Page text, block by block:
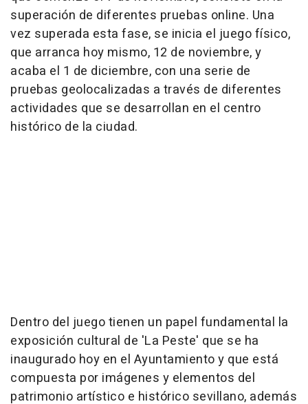
superación de diferentes pruebas online. Una
vez superada esta fase, se inicia el juego físico,
que arranca hoy mismo, 12 de noviembre, y
acaba el 1 de diciembre, con una serie de
pruebas geolocalizadas a través de diferentes
actividades que se desarrollan en el centro
histórico de la ciudad.
Dentro del juego tienen un papel fundamental la
exposición cultural de 'La Peste' que se ha
inaugurado hoy en el Ayuntamiento y que está
compuesta por imágenes y elementos del
patrimonio artístico e histórico sevillano, además